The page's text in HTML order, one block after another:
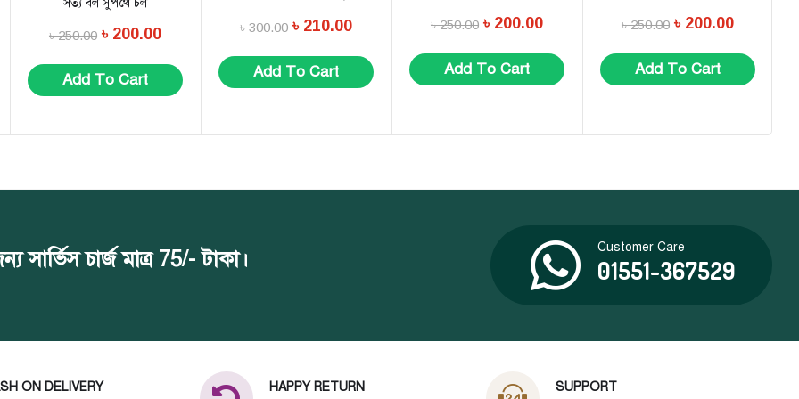
৳250.00 ৳ 200.00
Add To Cart
৳300.00 ৳ 210.00
Add To Cart
৳250.00 ৳ 200.00
Add To Cart
৳250.00 ৳ 200.00
Add To Cart
চার্জ মাত্র 75/- টাকা। Customer Care
01551-367529
ON DELIVERY HAPPY RETURN SUPPORT